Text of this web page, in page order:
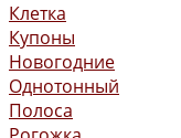
Клетка
Купоны
Новогодние
Однотонный
Полоса